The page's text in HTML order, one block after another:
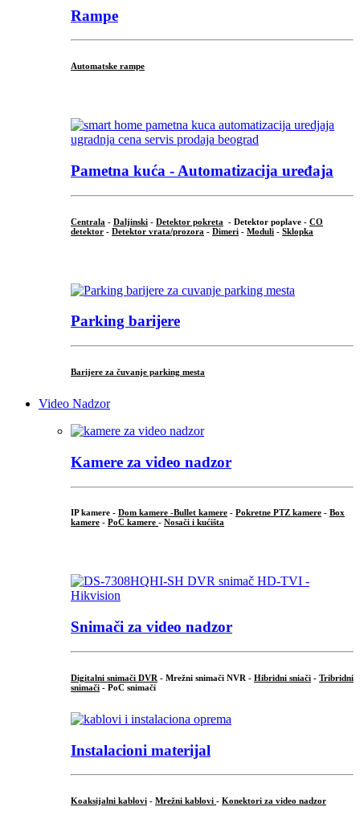
Rampe
Automatske rampe
Pametna kuća - Automatizacija uređaja
Centrala - Daljinski - Detektor pokreta - Detektor poplave - CO
detektor - Detektor vrata/prozora - Dimeri - Moduli - Sklopka
Parking barijere
Barijere za čuvanje parking mesta
Video Nadzor
Kamere za video nadzor
IP kamere - Dom kamere -Bullet kamere - Pokretne PTZ kamere - Box
kamere - PoC kamere - Nosači i kućišta
Snimači za video nadzor
Digitalni snimači DVR - Mrežni snimači NVR - Hibridni sniači - Tribridni
snimači - PoC snimači
Instalacioni materijal
Koaksijalni kablovi - Mrežni kablovi - Konektori za video nadzor